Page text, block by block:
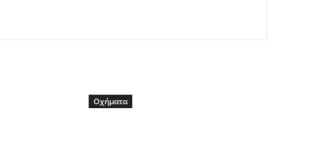
Οχήματα